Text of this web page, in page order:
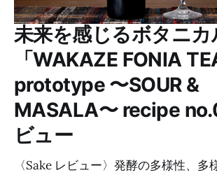
未来を感じるボタニカ
「WAKAZE FONIA
prototype 〜SOUR &
MASALA〜 recipe
ビュー
〈Sake レビュー〉発酵の多様性、多